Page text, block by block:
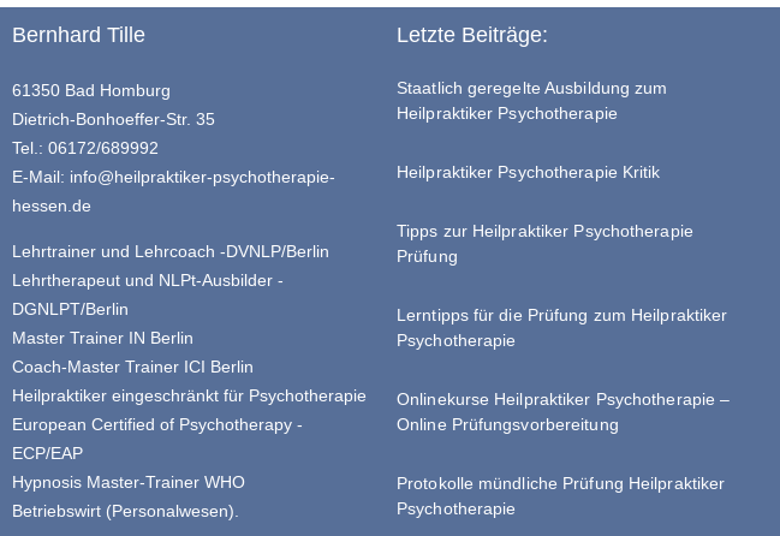
Bernhard Tille
61350 Bad Homburg
Dietrich-Bonhoeffer-Str. 35
Tel.: 06172/689992
E-Mail: info@heilpraktiker-psychotherapie-
hessen.de
Lehrtrainer und Lehrcoach -DVNLP/Berlin
Lehrtherapeut und NLPt-Ausbilder -
DGNLPT/Berlin
Master Trainer IN Berlin
Coach-Master Trainer ICI Berlin
Heilpraktiker eingeschränkt für Psychotherapie
European Certified of Psychotherapy -
ECP/EAP
Hypnosis Master-Trainer WHO
Betriebswirt (Personalwesen).
Letzte Beiträge:
Staatlich geregelte Ausbildung zum
Heilpraktiker Psychotherapie
Heilpraktiker Psychotherapie Kritik
Tipps zur Heilpraktiker Psychotherapie
Prüfung
Lerntipps für die Prüfung zum Heilpraktiker
Psychotherapie
Onlinekurse Heilpraktiker Psychotherapie –
Online Prüfungsvorbereitung
Protokolle mündliche Prüfung Heilpraktiker
Psychotherapie